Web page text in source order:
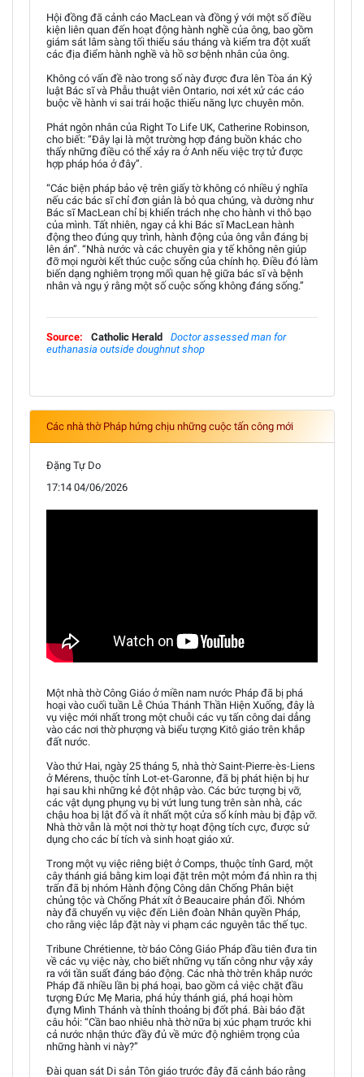
Hội đồng đã cảnh cáo MacLean và đồng ý với một số điều
kiện liên quan đến hoạt động hành nghề của ông, bao gồm
giám sát lâm sàng tối thiểu sáu tháng và kiểm tra đột xuất
các địa điểm hành nghề và hồ sơ bệnh nhân của ông.
Không có vấn đề nào trong số này được đưa lên Tòa án Kỷ
luật Bác sĩ và Phẫu thuật viên Ontario, nơi xét xử các cáo
buộc về hành vi sai trái hoặc thiếu năng lực chuyên môn.
Phát ngôn nhân của Right To Life UK, Catherine Robinson,
cho biết: “Đây lại là một trường hợp đáng buồn khác cho
thấy những điều có thể xảy ra ở Anh nếu việc trợ tử được
hợp pháp hóa ở đây”.
“Các biện pháp bảo vệ trên giấy tờ không có nhiều ý nghĩa
nếu các bác sĩ chỉ đơn giản là bỏ qua chúng, và dường như
Bác sĩ MacLean chỉ bị khiển trách nhẹ cho hành vi thô bạo
của mình. Tất nhiên, ngay cả khi Bác sĩ MacLean hành
động theo đúng quy trình, hành động của ông vẫn đáng bị
lên án”. “Nhà nước và các chuyên gia y tế không nên giúp
đỡ mọi người kết thúc cuộc sống của chính họ. Điều đó làm
biến dạng nghiêm trọng mối quan hệ giữa bác sĩ và bệnh
nhân và ngụ ý rằng một số cuộc sống không đáng sống.”
Source: Catholic Herald
Doctor assessed man for
euthanasia outside doughnut shop
Các nhà thờ Pháp hứng chịu những cuộc tấn công mới
Đặng Tự Do
17:14 04/06/2026
Một nhà thờ Công Giáo ở miền nam nước Pháp đã bị phá
hoại vào cuối tuần Lễ Chúa Thánh Thần Hiện Xuống, đây là
vụ việc mới nhất trong một chuỗi các vụ tấn công dai dẳng
vào các nơi thờ phượng và biểu tượng Kitô giáo trên khắp
đất nước.
Vào thứ Hai, ngày 25 tháng 5, nhà thờ Saint-Pierre-ès-Liens
ở Mérens, thuộc tỉnh Lot-et-Garonne, đã bị phát hiện bị hư
hại sau khi những kẻ đột nhập vào. Các bức tượng bị vỡ,
các vật dụng phụng vụ bị vứt lung tung trên sàn nhà, các
chậu hoa bị lật đổ và ít nhất một cửa sổ kính màu bị đập vỡ.
Nhà thờ vẫn là một nơi thờ tự hoạt động tích cực, được sử
dụng cho các bí tích và sinh hoạt giáo xứ.
Trong một vụ việc riêng biệt ở Comps, thuộc tỉnh Gard, một
cây thánh giá bằng kim loại đặt trên một mỏm đá nhìn ra thị
trấn đã bị nhóm Hành động Công dân Chống Phân biệt
chủng tộc và Chống Phát xít ở Beaucaire phản đối. Nhóm
này đã chuyển vụ việc đến Liên đoàn Nhân quyền Pháp,
cho rằng việc lắp đặt này vi phạm các nguyên tắc thế tục.
Tribune Chrétienne, tờ báo Công Giáo Pháp đầu tiên đưa tin
về các vụ việc này, cho biết những vụ tấn công như vậy xảy
ra với tần suất đáng báo động. Các nhà thờ trên khắp nước
Pháp đã nhiều lần bị phá hoại, bao gồm cả việc chặt đầu
tượng Đức Mẹ Maria, phá hủy thánh giá, phá hoại hòm
đựng Mình Thánh và thỉnh thoảng bị đốt phá. Bài báo đặt
câu hỏi: “Cần bao nhiêu nhà thờ nữa bị xúc phạm trước khi
cả nước nhận thức đầy đủ về mức độ nghiêm trọng của
những hành vi này?”
Đài quan sát Di sản Tôn giáo trước đây đã cảnh báo rằng